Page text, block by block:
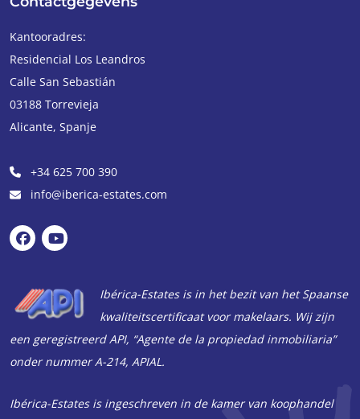
Kantooradres:
Residencial Los Leandros
Calle San Sebastián
03188 Torrevieja
Alicante, Spanje
+34 625 700 390
info@iberica-estates.com
Ibérica-Estates is in het bezit van het Spaanse
kwaliteitscertificaat voor makelaars. Wij zijn
een geregistreerd API, “Agente de la propiedad inmobiliaria”
onder nummer A-214, APIAL.
Ibérica-Estates is ingeschreven in de kamer van koophandel